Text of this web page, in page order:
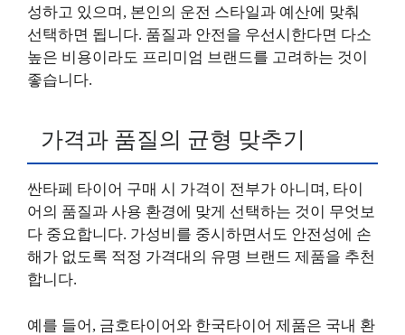
성하고 있으며, 본인의 운전 스타일과 예산에 맞춰
선택하면 됩니다. 품질과 안전을 우선시한다면 다소
높은 비용이라도 프리미엄 브랜드를 고려하는 것이
좋습니다.
가격과 품질의 균형 맞추기
싼타페 타이어 구매 시 가격이 전부가 아니며, 타이
어의 품질과 사용 환경에 맞게 선택하는 것이 무엇보
다 중요합니다. 가성비를 중시하면서도 안전성에 손
해가 없도록 적정 가격대의 유명 브랜드 제품을 추천
합니다.
예를 들어, 금호타이어와 한국타이어 제품은 국내 환